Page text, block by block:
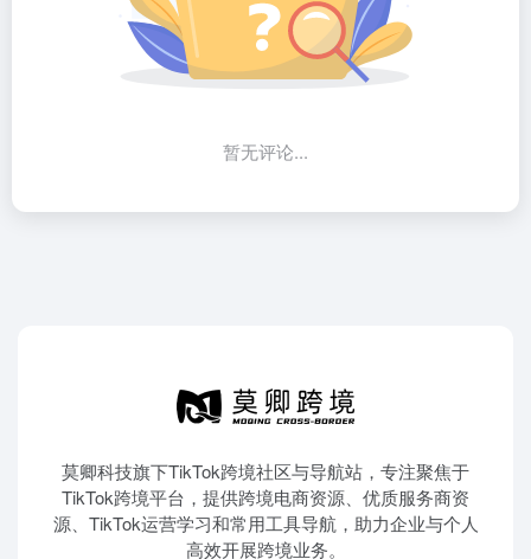
暂无评论...
莫卿科技旗下TikTok跨境社区与导航站，专注聚焦于
TikTok跨境平台，提供跨境电商资源、优质服务商资
源、TikTok运营学习和常用工具导航，助力企业与个人
高效开展跨境业务。